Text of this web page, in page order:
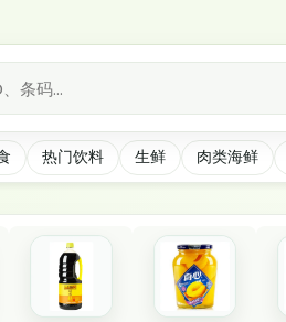
热门饮料 生鲜 肉类海鲜